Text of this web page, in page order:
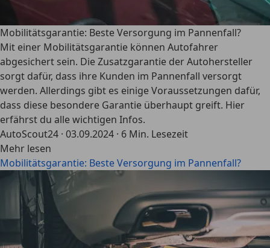
Mobilitätsgarantie: Beste Versorgung im Pannenfall?
Mit einer Mobilitätsgarantie können Autofahrer
abgesichert sein. Die Zusatzgarantie der Autohersteller
sorgt dafür, dass ihre Kunden im Pannenfall versorgt
werden. Allerdings gibt es einige Voraussetzungen dafür,
dass diese besondere Garantie überhaupt greift. Hier
erfährst du alle wichtigen Infos.
AutoScout24 · 03.09.2024 · 6 Min. Lesezeit
Mehr lesen
Mobilitätsgarantie: Beste Versorgung im Pannenfall?